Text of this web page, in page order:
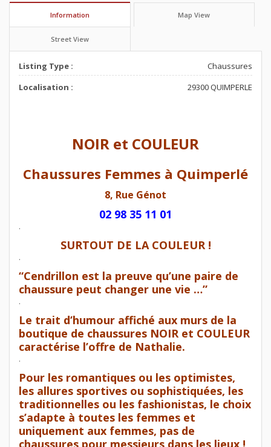
Information Map View
Street View
Listing Type :
Chaussures
Localisation :
29300 QUIMPERLE
NOIR et COULEUR
Chaussures Femmes à Quimperlé
8, Rue Génot
02 98 35 11 01
.
SURTOUT DE LA COULEUR !
.
“Cendrillon est la preuve qu’une paire de
chaussure peut changer une vie …”
.
Le trait d’humour affiché aux murs de la
boutique de chaussures NOIR et COULEUR
caractérise l’offre de Nathalie.
.
Pour les romantiques ou les optimistes,
les allures sportives ou sophistiquées, les
traditionnelles ou les fashionistas, le choix
s’adapte à toutes les femmes et
uniquement aux femmes, pas de
chaussures pour messieurs dans les lieux !